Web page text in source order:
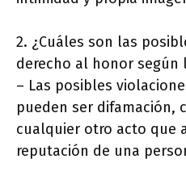
2. ¿Cuáles son las
derecho al honor según
– Las posibles
pueden ser difamación,
cualquier otro acto que
reputación de una